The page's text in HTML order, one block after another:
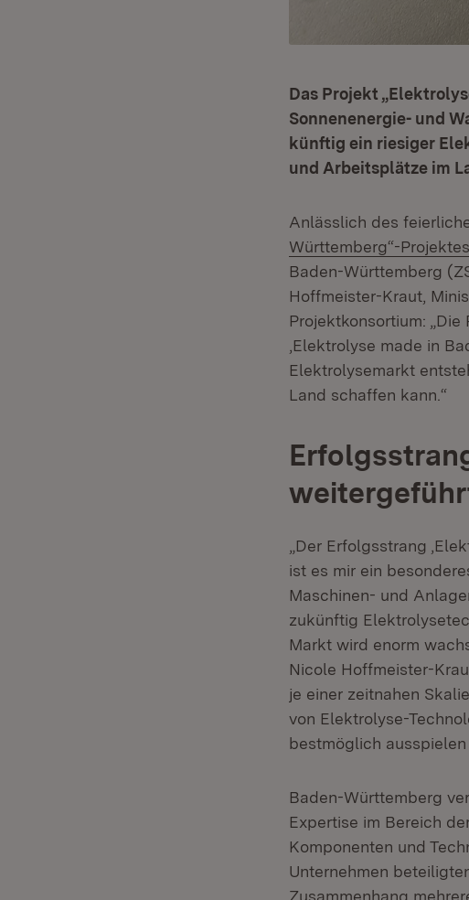
Das Projekt
Sonnenenergie- und
künftig ein riesiger
und Arbeitsplätze im
Anlässlich des
Württemberg“-Projektes
Baden-Württemberg
Hoffmeister-Kraut,
Projektkonsortium:
‚Elektrolyse made in
Elektrolysemarkt
Land schaffen kann.“
„Der Erfolgsstrang
ist es mir ein
Maschinen- und
zukünftig
Markt wird enorm
Nicole Hoffmeister-
je einer zeitnahen
von Elektrolyse-
bestmöglich ausspielen
Baden-Württemberg
Expertise im Bereich
Komponenten und
Unternehmen
Zusammenhang